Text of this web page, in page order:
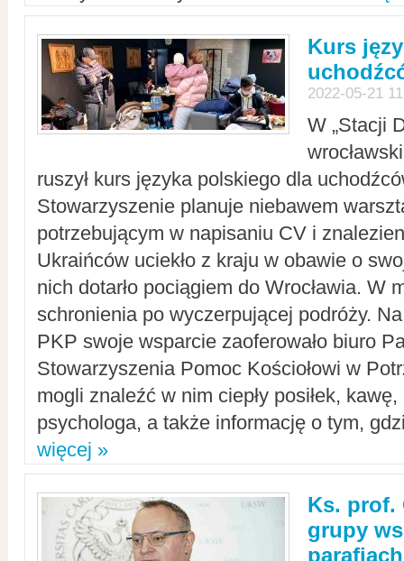
Kurs
2022-05-21
W „Stacji
ruszył kurs języka polskiego dla
Stowarzyszenie planuje niebawem
potrzebującym w napisaniu CV i
Ukraińców uciekło z kraju w obawie o
nich dotarło pociągiem do Wrocławia. W
schronienia po wyczerpującej podróży.
PKP swoje wsparcie zaoferowało biuro
Stowarzyszenia Pomoc Kościołowi w
mogli znaleźć w nim ciepły posiłek,
psychologa, a także informację o tym,
więcej »
Ks. prof.
grupy
parafiach